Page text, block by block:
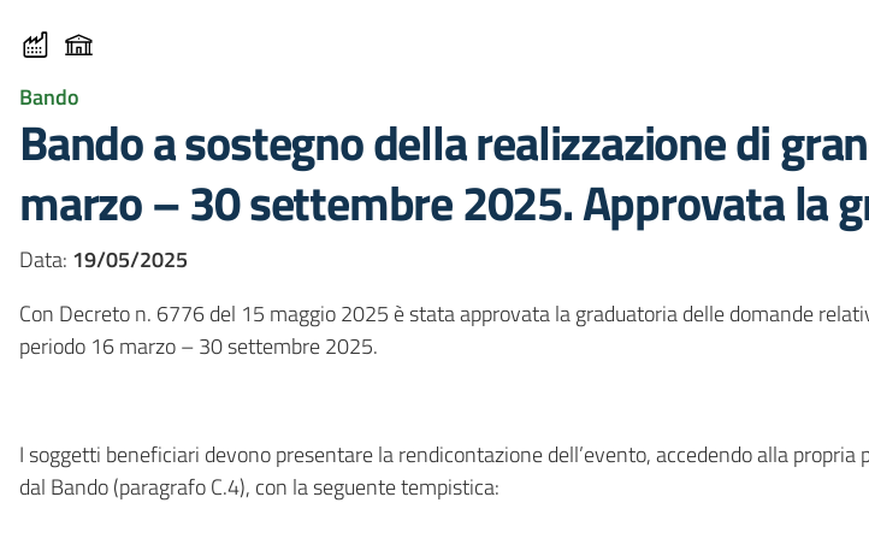
Bando
Bando a sostegno della realizzazione di
marzo – 30 settembre 2025. Approvata la
Data: 19/05/2025
Con Decreto n. 6776 del 15 maggio 2025 è stata approvata la graduatoria delle domande
periodo 16 marzo – 30 settembre 2025.
I soggetti beneficiari devono presentare la rendicontazione dell’evento, accedendo alla
dal Bando (paragrafo C.4), con la seguente tempistica: